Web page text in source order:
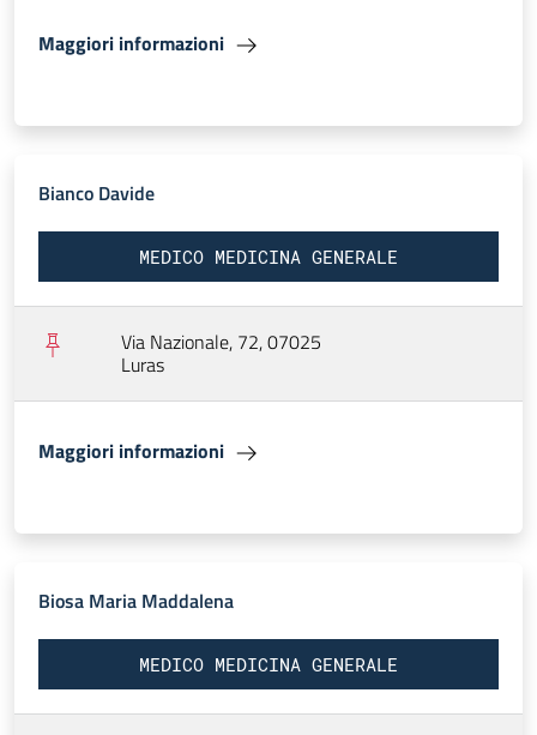
Maggiori informazioni
Bianco Davide
MEDICO MEDICINA GENERALE
Via Nazionale, 72, 07025
Luras
Maggiori informazioni
Biosa Maria Maddalena
MEDICO MEDICINA GENERALE